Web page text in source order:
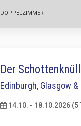
DOPPELZIMMER
Der
Edinburgh, Glasgow
14.10. - 18.10.2026 (5